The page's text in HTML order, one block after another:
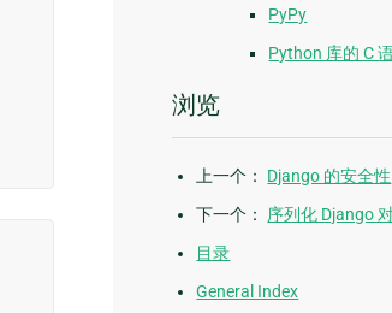
PyPy
Python 库的 C
浏览
上一个： Django 的安全性
下一个： 序列化 Django
目录
General Index